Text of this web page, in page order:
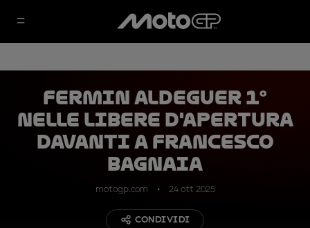
Fermin Aldeguer 1°
nelle libere d'apertura
davanti a Francesco
Bagnaia
motogp.com 24 ott 2025
CONDIVIDI